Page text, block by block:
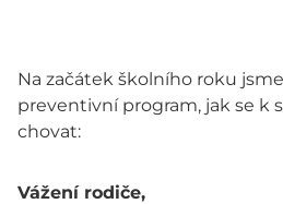
Na začátek školního roku
preventivní program, jak se k
chovat:
Vážení rodiče,